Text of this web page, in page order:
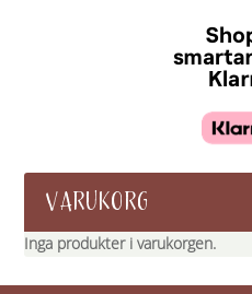
VARUKORG
Inga produkter i varukorgen.